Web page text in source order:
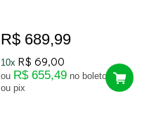
R$ 689,99
10x R$ 69,00
ou R$ 655,49 no boleto
ou pix